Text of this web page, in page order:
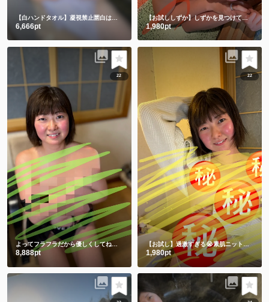
【白ハンドタオル】凝視禁止🈲白は透けちゃうって🫣
6,666pt
【お試ししずか】しずかを見つけて、選んでくれてありがとう💕💕
1,980pt
22
よってフラフラだから優しくしてね💕ワキと手ぶらは裸より恥ずかしい🫣
8,888pt
22
【お試し】過激すぎる😭素肌ニットからの手ぶらショット㊙️
1,980pt